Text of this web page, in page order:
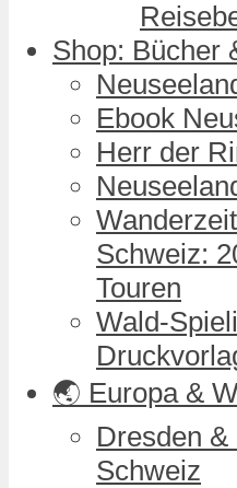
Shop: Bücher
Ebook
Herr der
Schweiz:
Touren
Wald-
🌏 Europa &
Dresden
Schweiz